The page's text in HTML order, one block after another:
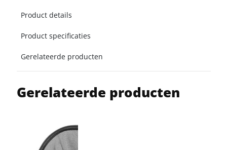
Product details
Product specificaties
Gerelateerde producten
Gerelateerde producten